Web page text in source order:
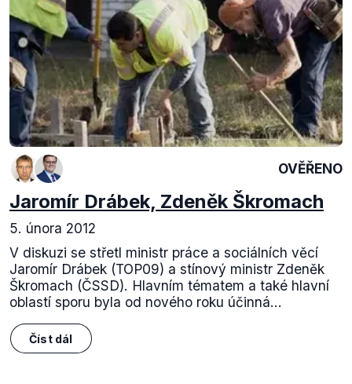
OVĚŘENO
Jaromír Drábek, Zdeněk Škromach
5. února 2012
V diskuzi se střetl ministr práce a sociálních věcí
Jaromír Drábek (TOP09) a stínový ministr Zdeněk
Škromach (ČSSD). Hlavním tématem a také hlavní
oblastí sporu byla od nového roku účinná...
Číst dál